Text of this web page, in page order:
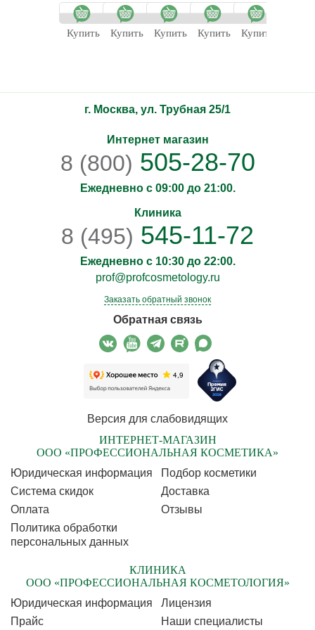
Купить Купить
кожи с
вит. С
Купить
глаз с
вит. С
Купить Купить
г. Москва, ул. Трубная 25/1
Интернет магазин
8 (800) 505-28-70
Ежедневно с 09:00 до 21:00.
Клиника
8 (495) 545-11-72
Ежедневно с 10:30 до 22:00.
prof@profcosmetology.ru
Заказать обратный звонок
Обратная связь
Версия для слабовидящих
ИНТЕРНЕТ-МАГАЗИН
ООО «ПРОФЕССИОНАЛЬНАЯ КОСМЕТИКА»
Юридическая информация
Подбор косметики
Cистема скидок
Доставка
Оплата
Отзывы
Политика обработки
персональных данных
КЛИНИКА
ООО «ПРОФЕССИОНАЛЬНАЯ КОСМЕТОЛОГИЯ»
Юридическая информация
Лицензия
Прайс
Наши специалисты